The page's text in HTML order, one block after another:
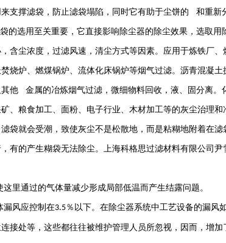
支撑滤袋，防止滤袋塌陷，同时它有助于尘饼的 和重新
选用至关重要，它直接影响除尘器的除尘效果，选取用
含尘浓度，过滤风速，清尘方式等因素。应用于炼铁厂、
烧炉、燃煤锅炉、流体化床锅炉等烟气过滤。沥青混凝土
他 金属的冶炼烟气过滤，微细物料回收，液、固分离。
、粮食加工、面粉、电子行业、木材加工等的灰尘治理和
袋就会受潮，致使灰尘不是松散地，而是粘糊地附着在滤
有的产生糊袋无法除尘。上海科格思过滤材料有限公司尹
里通过的气体量减少形成局部低温而产生结露问题。
漏风应控制在3.5％以下。在除尘器系统中工艺设备的漏风
接处等，这些都往往被维护管理人员所忽视，因而，增